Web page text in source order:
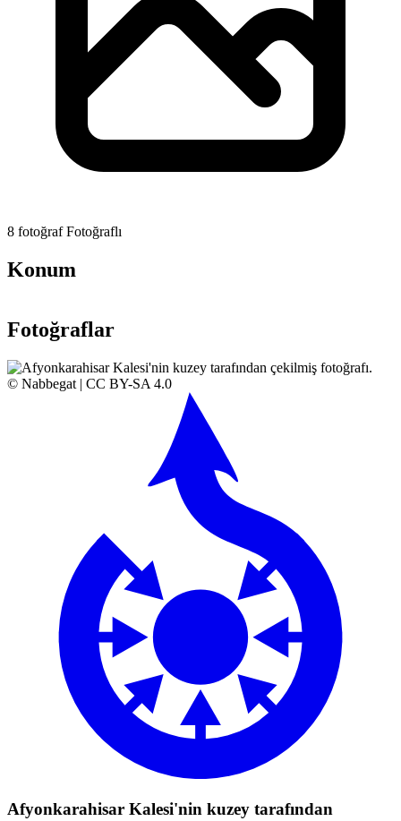
8 fotoğraf Fotoğraflı
Konum
+
Leaflet |© OpenStreetMap contributors |
Fotoğraflar
© Nabbegat | CC BY-SA 4.0
Afyonkarahisar Kalesi'nin kuzey tarafından